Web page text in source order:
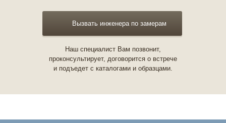
Вызвать инженера по замерам
Наш специалист Вам позвонит,
проконсультирует, договорится о встрече
и подъедет с каталогами и образцами.